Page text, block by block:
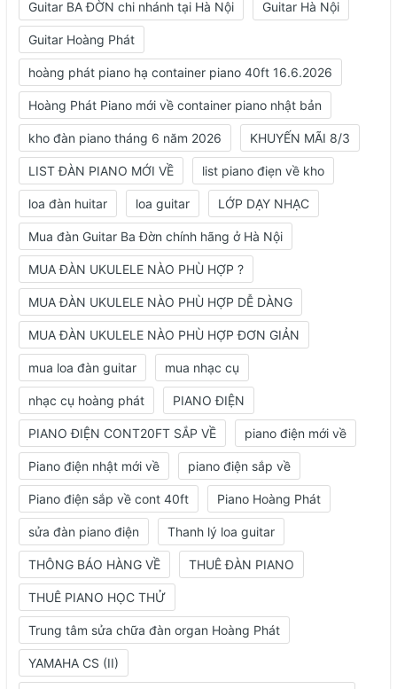
Guitar BA ĐỜN chi nhánh tại Hà Nội Guitar Hà Nội
Guitar Hoàng Phát
hoàng phát piano hạ container piano 40ft 16.6.2026
Hoàng Phát Piano mới về container piano nhật bản
kho đàn piano tháng 6 năm 2026 KHUYẾN MÃI 8/3
LIST ĐÀN PIANO MỚI VỀ list piano điẹn về kho
loa đàn huitar loa guitar LỚP DẠY NHẠC
Mua đàn Guitar Ba Đờn chính hãng ở Hà Nội
MUA ĐÀN UKULELE NÀO PHÙ HỢP ?
MUA ĐÀN UKULELE NÀO PHÙ HỢP DỄ DÀNG
MUA ĐÀN UKULELE NÀO PHÙ HỢP ĐƠN GIẢN
mua loa đàn guitar mua nhạc cụ
nhạc cụ hoàng phát PIANO ĐIỆN
PIANO ĐIỆN CONT20FT SẮP VỀ piano điện mới về
Piano điện nhật mới về piano điện sắp về
Piano điện sắp về cont 40ft Piano Hoàng Phát
sửa đàn piano điện Thanh lý loa guitar
THÔNG BÁO HÀNG VỀ THUÊ ĐÀN PIANO
THUÊ PIANO HỌC THỬ
Trung tâm sửa chữa đàn organ Hoàng Phát
YAMAHA CS (II)